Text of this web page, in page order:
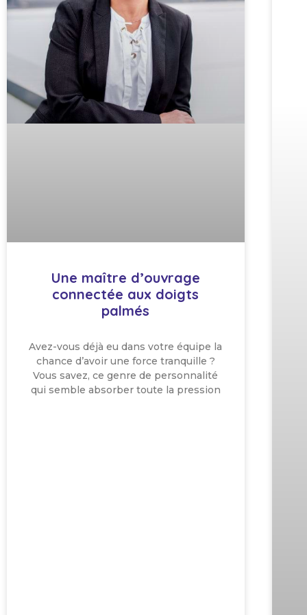
Une maître d’ouvrage
connectée aux doigts
palmés
Avez-vous déjà eu dans votre équipe la
chance d’avoir une force tranquille ?
Vous savez, ce genre de personnalité
qui semble absorber toute la pression